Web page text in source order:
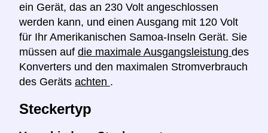
ein Gerät, das an 230 Volt angeschlossen
werden kann, und einen Ausgang mit 120 Volt
für Ihr Amerikanischen Samoa-Inseln Gerät. Sie
müssen auf die maximale Ausgangsleistung des
Konverters und den maximalen Stromverbrauch
des Geräts achten .
Steckertyp